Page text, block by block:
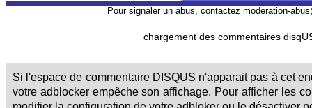
Pour signaler un abus, contactez moderation-
chargement des commentaires
Si l'espace de commentaire DISQUS n'apparait pas à cet
votre adblocker empêche son affichage. Pour afficher les